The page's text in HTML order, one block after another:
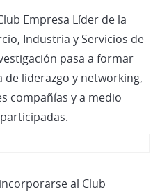
Empresa Líder de la
Industria y Servicios de
pasa a formar
liderazgo y networking,
compañías y a medio
al Club